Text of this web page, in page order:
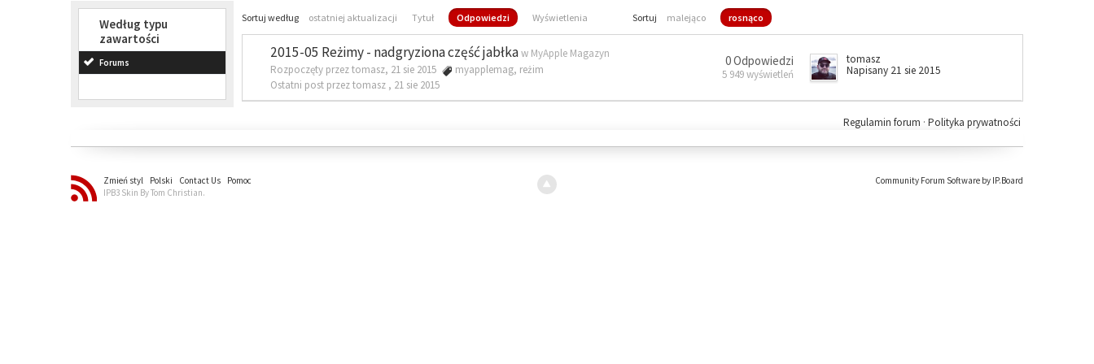
Według typu
zawartości
Forums
Sortuj według ostatniej aktualizacji Tytuł Odpowiedzi Wyświetlenia Sortuj malejąco rosnąco
2015-05 Reżimy - nadgryziona część jabłkaw MyApple Magazyn
Rozpoczęty przez tomasz, 21 sie 2015
myapplemag, reżim
Ostatni post przez tomasz , 21 sie 2015
0 Odpowiedzi
5 949 wyświetleń
tomasz
Napisany 21 sie 2015
Polityka prywatności
Regulamin forum ·
Zmień styl Polski Contact Us
Pomoc
IPB3 Skin By Tom Christian.
Community Forum Software by IP.Board